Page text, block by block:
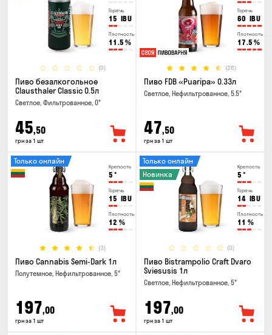
Горечь
15 IBU
Плотность
11.5 %
(0)
Пиво безалкогольное
Clausthaler Classic 0.5л
Светлое, Фильтрованное, 0°
45,50
грн за 1 шт
Горечь
60 IBU
Плотность
17.5 %
(26)
Пиво FDB «Puaripa» 0.33л
Светлое, Нефильтрованное, 5.5°
47,50
грн за 1 шт
Крепость
5 °
Горечь
15 IBU
Плотность
12 %
(3)
Только онлайн
Пиво Cannabis Semi-Dark 1л
Полутемное, Нефильтрованное, 5°
197,00
грн за 1 шт
Крепость
5 °
Горечь
14 IBU
Плотность
11 %
(0)
Только онлайн
Новинка
Пиво Bistrampolio Craft Dvaro
Sviesusis 1л
Светлое, Нефильтрованное, 5°
197,00
грн за 1 шт